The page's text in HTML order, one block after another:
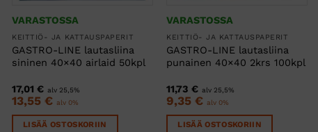
VARASTOSSA
KEITTIÖ- JA KATTAUSPAPERIT
GASTRO-LINE lautasliina
sininen 40×40 airlaid 50kpl
17,01€ alv 25,5%
13,55€ alv 0%
LISÄÄ OSTOSKORIIN
VARASTOSSA
KEITTIÖ- JA KATTAUSPAPERIT
GASTRO-LINE lautasliina
punainen 40×40 2krs 100kpl
11,73€ alv 25,5%
9,35€ alv 0%
LISÄÄ OSTOSKORIIN